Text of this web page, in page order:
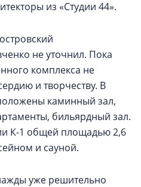
из «Студии 44».
не уточнил. Пока
комплекса не
и творчеству. В
каминный зал,
бильярдный зал.
К-1 общей площадью 2,6
и сауной.
уже решительно